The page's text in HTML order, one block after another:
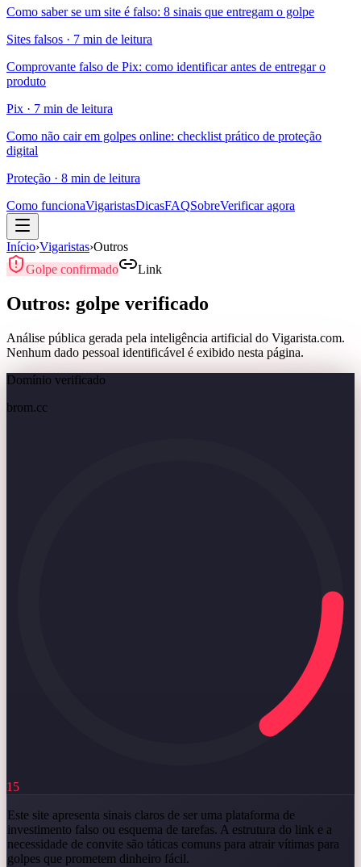
Como saber se um site é falso: 8 sinais que entregam o golpe
Sites falsos · 7 min de leitura
Comprovante falso de Pix: como identificar antes de entregar o
produto
Pix · 7 min de leitura
Como não cair em golpes online: checklist prático de proteção
digital
Proteção · 8 min de leitura
Como funcionaVigaristasDicasFAQSobreVerificar agora
Início›Vigaristas›Outros
Golpe confirmado
Link
Outros: golpe verificado
Análise pública gerada pela inteligência artificial do Vigarista.com.
Nenhum dado pessoal identificável é exibido nesta página.
Domínio verificado
brom.cc
15
Este site apresenta sinais claros de ser uma plataforma de
investimento falso ou esquema de tarefas. A estrutura do link e a
necessidade de convite são táticas comuns para atrair vítimas para
golpes que prometem dinheiro fácil.